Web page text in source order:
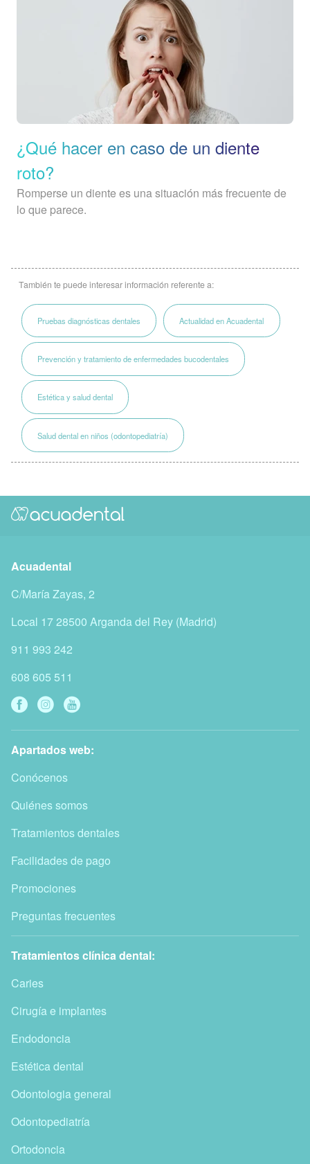
¿Qué hacer en caso de un diente
roto?
Romperse un diente es una situación más frecuente de
lo que parece.
También te puede interesar información referente a:
Pruebas diagnósticas dentales Actualidad en Acuadental
Prevención y tratamiento de enfermedades bucodentales
Estética y salud dental
Salud dental en niños (odontopediatría)
Acuadental
C/María Zayas, 2
Local 1728500 Arganda del Rey (Madrid)
911 993 242
608 605 511
Apartados web:
Conócenos
Quiénes somos
Tratamientos dentales
Facilidades de pago
Promociones
Preguntas frecuentes
Tratamientos clínica dental:
Caries
Cirugía e implantes
Endodoncia
Estética dental
Odontologia general
Odontopediatría
Ortodoncia